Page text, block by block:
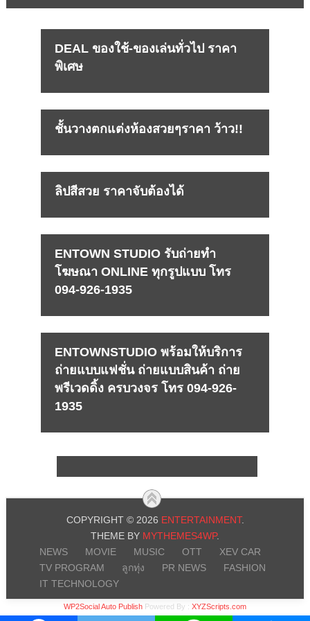
DEAL ของใช้-ของเล่นทั่วไป ราคา
พิเศษ
ชั้นวางตกแต่งห้องสวยๆราคา ว้าว!!
ลิปสีสวย ราคาจับต้องได้
ENTOWN STUDIO รับถ่ายทำ
โฆษณา ONLINE ทุกรูปแบบ โทร
094-926-1935
ENTOWNSTUDIO พร้อมให้บริการ
ถ่ายแบบแฟชั่น ถ่ายแบบสินค้า ถ่าย
พรีเวดดิ้ง ครบวงจร โทร 094-926-
1935
COPYRIGHT © 2026 ENTERTAINMENT.
THEME BY MYTHEMES4WP.
NEWS
MOVIE MUSIC OTT
XEV CAR
TV PROGRAM
ลูกทุ่ง PR NEWS
FASHION
IT TECHNOLOGY
WP2Social Auto Publish Powered By : XYZScripts.com